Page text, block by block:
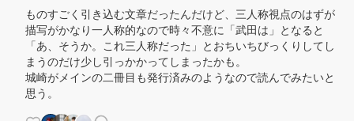
ものすごく引き込む文章だったんだけど、三人称視点のはずが
描写がかなり一人称的なので時々不意に「武田は」となると
「あ、そうか。これ三人称だった」とおちいちびっくりしてし
まうのだけ少し引っかかってしまったかも。
城崎がメインの二冊目も発行済みのようなので読んでみたいと
思う。